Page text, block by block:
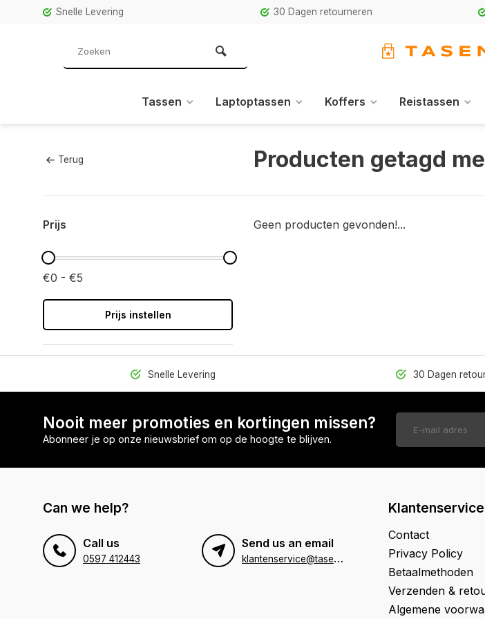
Snelle Levering 30 Dagen retourneren
Tassen Laptoptassen Koffers Reistassen
Terug Producten getagd
Prijs
€0 - €5
Prijs instellen
Geen producten gevonden!...
Snelle Levering 30 Dagen
Nooit meer promoties en kortingen missen?
Abonneer je op onze nieuwsbrief om op de hoogte te blijven.
Can we help?
Call us
0597 412443
Send us an email
k
lantenservice@tasenik.nl
Klantenservice
Contact
Privacy Policy
Betaalmethoden
Verzenden &
Algemene